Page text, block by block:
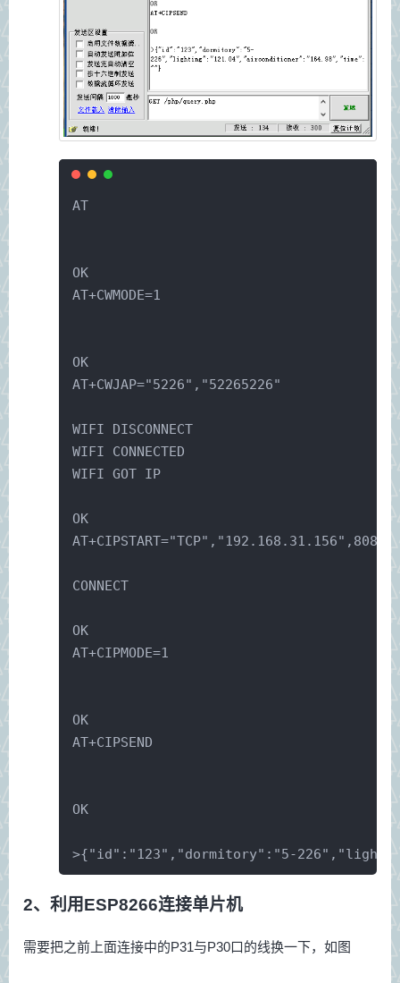
AT
OK
AT+CWMODE=1
OK
AT+CWJAP="5226","52265226"
WIFI DISCONNECT
WIFI CONNECTED
WIFI GOT IP
OK
AT+CIPSTART="TCP","192.168.31.156",8088
CONNECT
OK
AT+CIPMODE=1
OK
AT+CIPSEND
OK
>{"id":"123","dormitory":"5-
2、利用ESP8266连接单片机
需要把之前上面连接中的P31与P30口的线换一下，如图